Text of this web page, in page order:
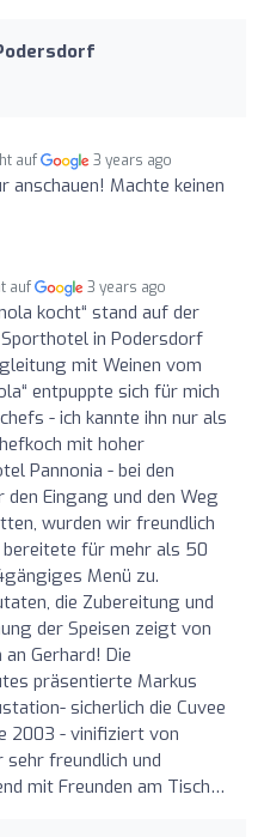
auf 3 years ago
anschauen! Machte keinen
auf 3 years ago
kocht“ stand auf der
in Podersdorf
mit Weinen vom
entpuppte sich für mich
- ich kannte ihn nur als
mit hoher
Pannonia - bei den
Eingang und den Weg
wurden wir freundlich
für mehr als 50
Menü zu.
die Zubereitung und
der Speisen zeigt von
Gerhard! Die
präsentierte Markus
sicherlich die Cuvee
2003 - vinifiziert von
sehr freundlich und
mit Freunden am Tisch…